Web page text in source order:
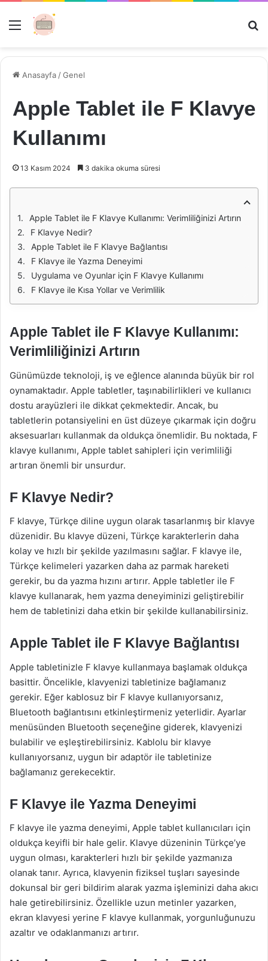
Menü
Anasayfa /Genel
Apple Tablet ile F Klavye
Kullanımı
13 Kasım 2024 3 dakika okuma süresi
Apple Tablet ile F Klavye Kullanımı: Verimliliğinizi Artırın
F Klavye Nedir?
Apple Tablet ile F Klavye Bağlantısı
F Klavye ile Yazma Deneyimi
Uygulama ve Oyunlar için F Klavye Kullanımı
F Klavye ile Kısa Yollar ve Verimlilik
Apple Tablet ile F Klavye Kullanımı:
Verimliliğinizi Artırın
Günümüzde teknoloji, iş ve eğlence alanında büyük bir rol
oynamaktadır. Apple tabletler, taşınabilirlikleri ve kullanıcı
dostu arayüzleri ile dikkat çekmektedir. Ancak, bu
tabletlerin potansiyelini en üst düzeye çıkarmak için doğru
aksesuarları kullanmak da oldukça önemlidir. Bu noktada, F
klavye kullanımı, Apple tablet sahipleri için verimliliği
artıran önemli bir unsurdur.
F Klavye Nedir?
F klavye, Türkçe diline uygun olarak tasarlanmış bir klavye
düzenidir. Bu klavye düzeni, Türkçe karakterlerin daha
kolay ve hızlı bir şekilde yazılmasını sağlar. F klavye ile,
Türkçe kelimeleri yazarken daha az parmak hareketi
gerekir, bu da yazma hızını artırır. Apple tabletler ile F
klavye kullanarak, hem yazma deneyiminizi geliştirebilir
hem de tabletinizi daha etkin bir şekilde kullanabilirsiniz.
Apple Tablet ile F Klavye Bağlantısı
Apple tabletinizle F klavye kullanmaya başlamak oldukça
basittir. Öncelikle, klavyenizi tabletinize bağlamanız
gerekir. Eğer kablosuz bir F klavye kullanıyorsanız,
Bluetooth bağlantısını etkinleştirmeniz yeterlidir. Ayarlar
menüsünden Bluetooth seçeneğine giderek, klavyenizi
bulabilir ve eşleştirebilirsiniz. Kablolu bir klavye
kullanıyorsanız, uygun bir adaptör ile tabletinize
bağlamanız gerekecektir.
F Klavye ile Yazma Deneyimi
F klavye ile yazma deneyimi, Apple tablet kullanıcıları için
oldukça keyifli bir hale gelir. Klavye düzeninin Türkçe’ye
uygun olması, karakterleri hızlı bir şekilde yazmanıza
olanak tanır. Ayrıca, klavyenin fiziksel tuşları sayesinde
dokunsal bir geri bildirim alarak yazma işleminizi daha akıcı
hale getirebilirsiniz. Özellikle uzun metinler yazarken,
ekran klavyesi yerine F klavye kullanmak, yorgunluğunuzu
azaltır ve odaklanmanızı artırır.